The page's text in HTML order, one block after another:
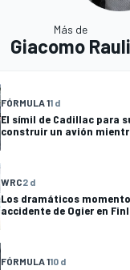
Más de
Giacomo Rauli
FÓRMULA 11 d
El símil de Cadillac para
construir un avión
WRC2 d
Los dramáticos
accidente de Ogier en
FÓRMULA 110 d